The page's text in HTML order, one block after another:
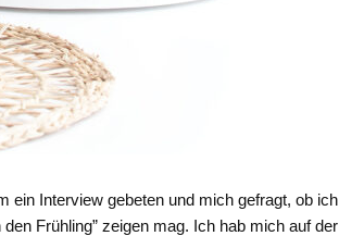
ein Interview gebeten und mich gefragt, ob ich
Frühling” zeigen mag. Ich hab mich auf der